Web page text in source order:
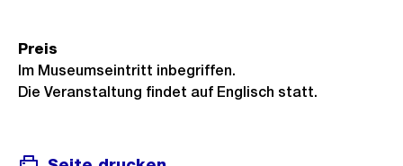
Preis
Im Museumseintritt inbegriffen.
Die Veranstaltung findet auf Englisch statt.